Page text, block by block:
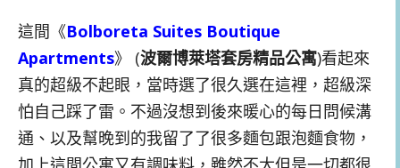
這間《Bolboreta Suites Boutique
Apartments》 (波爾博萊塔套房精品公寓)看起來
真的超級不起眼，當時選了很久選在這裡，超級深
怕自己踩了雷。不過沒想到後來暖心的每日問候溝
通、以及幫晚到的我留了了很多麵包跟泡麵食物，